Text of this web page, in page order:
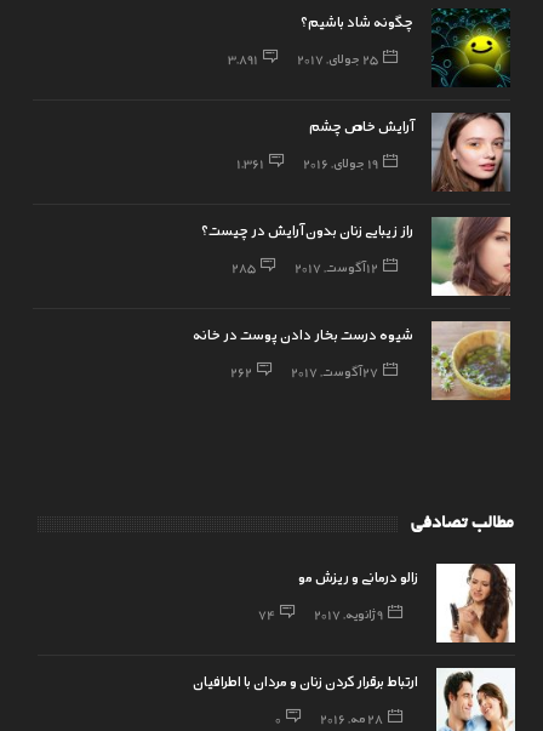
چگونه شاد باشیم؟
25 جولای, 2017 3,891
آرایش خاص چشم
19 جولای, 2016 1,361
راز زیبایی زنان بدون آرایش در چیست؟
12 آگوست, 2017 285
شیوه درست بخار دادن پوست در خانه
27 آگوست, 2017 262
مطالب تصادفی
زالو درمانی و ریزش مو
9 ژانویه, 2017 74
ارتباط برقرار کردن زنان و مردان با اطرافیان
28 مه, 2016 0